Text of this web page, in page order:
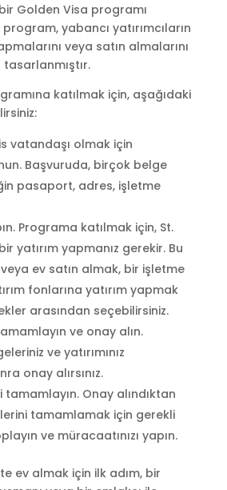
Golden Visa programı
yabancı yatırımcıların
veya satın almalarını
katılmak için, aşağıdaki
vatandaşı olmak için
Başvuruda, birçok belge
pasaport, adres, işletme
Programa katılmak için, St.
yatırım yapmanız gerekir. Bu
ev satın almak, bir işletme
fonlarına yatırım yapmak
arasından seçebilirsiniz.
ve onay alın.
ve yatırımınız
onay alırsınız.
tamamlayın. Onay alındıktan
tamamlamak için gerekli
ve müracaatınızı yapın.
ev almak için ilk adım, bir